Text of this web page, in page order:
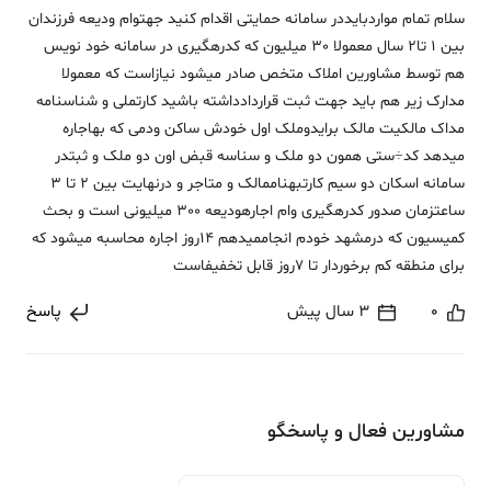
سلام تمام مواردبایددر سامانه حمایتی اقدام کنید جهتوام ودیعه فرزندان
بین 1 تا2 سال معمولا 30 میلیون که کدرهگیری در سامانه خود نویس
هم توسط مشاورین املاک متخص صادر میشود نیازاست که معمولا
مدارک زیر هم باید جهت ثبت قراردادداشته باشید کارتملی و شناسنامه
مداک مالکیت مالک برایدوملک اول خودش ساکن ودمی که بهاجاره
میدهد کد÷ستی همون دو ملک و سناسه قبض اون دو ملک و ثبتدر
سامانه اسکان دو سیم کارتبهناممالک و متاجر و درنهایت بین 2 تا 3
ساعتزمان صدور کدرهگیری وام اجارهودیعه 300 میلیونی است و بحث
کمیسیون که درمشهد خودم انجاممیدهم 14روز اجاره محاسبه میشود که
برای منطقه کم برخوردار تا 7روز قابل تخفیفاست
0 3 سال پیش پاسخ
مشاورین فعال و پاسخگو